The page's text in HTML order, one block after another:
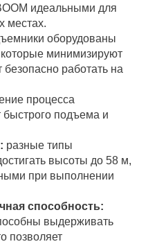
идеальными для
местах.
оборудованы
минимизируют
работать на
процесса
быстрого подъема и
разные типы
высоты до 58 м,
при выполнении
способность:
выдерживать
позволяет